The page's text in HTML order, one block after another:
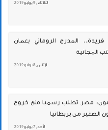
الثلاثاء , 9 يوليو 2019
فريدة.. المدرج الروماني بعمان
المجانية
الإثنين , 8 يوليو 2019
مصر تطلب رسميا منع خروج
الصغير من بريطانيا
الأحد , 7 يوليو 2019